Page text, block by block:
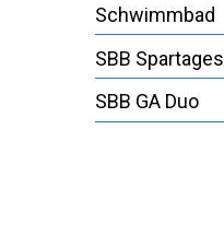
Schwimmbad
SBB
SBB GA Duo